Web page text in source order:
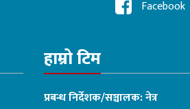
Facebook
हाम्रो टिम
प्रबन्ध निर्देशक/सञ्चालक: नेत्र